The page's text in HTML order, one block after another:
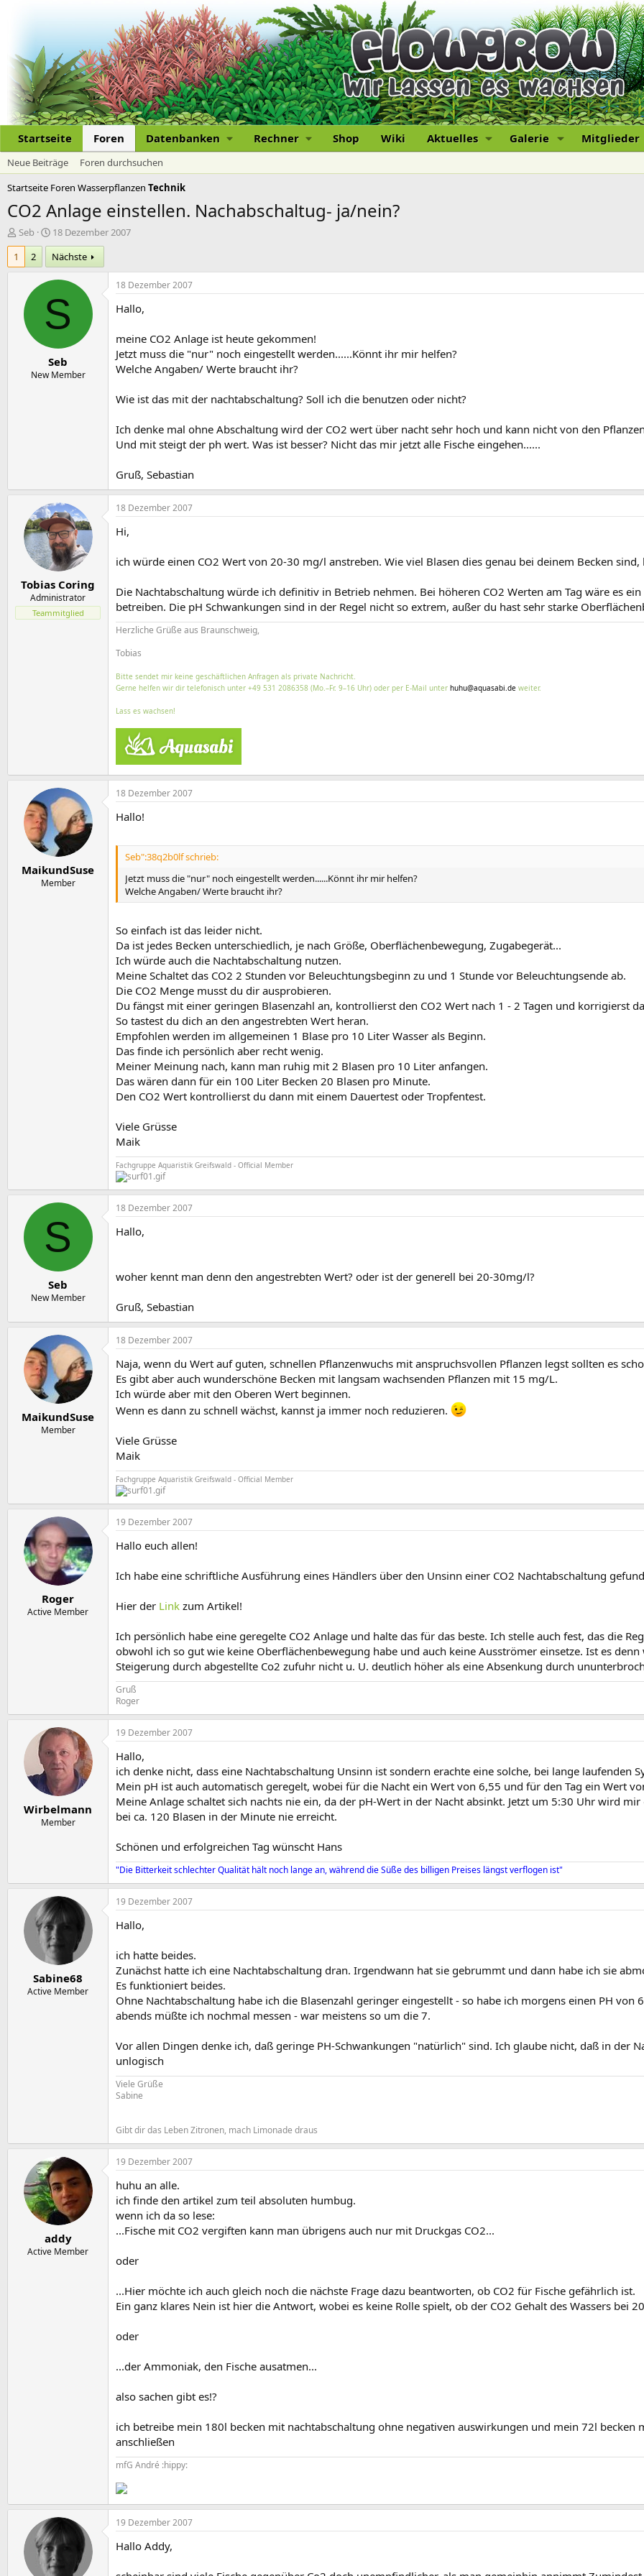
Startseite Foren Datenbanken Rechner Shop Wiki Aktuelles Galerie Mitglieder
Neue Beiträge
Foren durchsuchen
Startseite Foren Wasserpflanzen Technik
CO2 Anlage einstellen. Nachabschaltug- ja/nein?
E
r
t
Seb
E
r
s
t
e
l
l
t
m
18 Dezember 2007
1
2 Nächste
S
Seb
New Member
18 Dezember 2007
Hallo,
meine CO2 Anlage ist heute gekommen!
Jetzt muss die "nur" noch eingestellt werden......Könnt ihr mir helfen?
Welche Angaben/ Werte braucht ihr?
Wie ist das mit der nachtabschaltung? Soll ich die benutzen oder nicht?
Ich denke mal ohne Abschaltung wird der CO2 wert über nacht sehr hoch und kann nicht von den
Und mit steigt der ph wert. Was ist besser? Nicht das mir jetzt alle Fische eingehen......
Gruß, Sebastian
Tobias Coring
Administrator
Teammitglied
18 Dezember 2007
Hi,
ich würde einen CO2 Wert von 20-30 mg/l anstreben. Wie viel Blasen dies genau bei deinem Becken
Die Nachtabschaltung würde ich definitiv in Betrieb nehmen. Bei höheren CO2 Werten am Tag wäre es
betreiben. Die pH Schwankungen sind in der Regel nicht so extrem, außer du hast sehr starke
Herzliche Grüße aus Braunschweig,
Tobias
Bitte sendet mir keine geschäftlichen Anfragen als private Nachricht.
Gerne helfen wir dir telefonisch unter +49 531 2086358 (Mo.–Fr. 9–16 Uhr) oder per E-Mail unter huhu@aquasabi.de weiter.
Lass es wachsen!
MaikundSuse
Member
18 Dezember 2007
Hallo!
Seb":38q2b0lf schrieb:
Jetzt muss die "nur" noch eingestellt werden......Könnt ihr mir helfen?
Welche Angaben/ Werte braucht ihr?
So einfach ist das leider nicht.
Da ist jedes Becken unterschiedlich, je nach Größe, Oberflächenbewegung, Zugabegerät...
Ich würde auch die Nachtabschaltung nutzen.
Meine Schaltet das CO2 2 Stunden vor Beleuchtungsbeginn zu und 1 Stunde vor Beleuchtungsende ab.
Die CO2 Menge musst du dir ausprobieren.
Du fängst mit einer geringen Blasenzahl an, kontrollierst den CO2 Wert nach 1 - 2 Tagen und korrigierst
So tastest du dich an den angestrebten Wert heran.
Empfohlen werden im allgemeinen 1 Blase pro 10 Liter Wasser als Beginn.
Das finde ich persönlich aber recht wenig.
Meiner Meinung nach, kann man ruhig mit 2 Blasen pro 10 Liter anfangen.
Das wären dann für ein 100 Liter Becken 20 Blasen pro Minute.
Den CO2 Wert kontrollierst du dann mit einem Dauertest oder Tropfentest.
Viele Grüsse
Maik
Fachgruppe Aquaristik Greifswald - Official Member
S
Seb
New Member
18 Dezember 2007
Hallo,
woher kennt man denn den angestrebten Wert? oder ist der generell bei 20-30mg/l?
Gruß, Sebastian
MaikundSuse
Member
18 Dezember 2007
Naja, wenn du Wert auf guten, schnellen Pflanzenwuchs mit anspruchsvollen Pflanzen legst sollten es
Es gibt aber auch wunderschöne Becken mit langsam wachsenden Pflanzen mit 15 mg/L.
Ich würde aber mit den Oberen Wert beginnen.
Wenn es dann zu schnell wächst, kannst ja immer noch reduzieren.
Viele Grüsse
Maik
Fachgruppe Aquaristik Greifswald - Official Member
Roger
Active Member
19 Dezember 2007
Hallo euch allen!
Ich habe eine schriftliche Ausführung eines Händlers über den Unsinn einer CO2 Nachtabschaltung
Hier der Link zum Artikel!
Ich persönlich habe eine geregelte CO2 Anlage und halte das für das beste. Ich stelle auch fest, das die
obwohl ich so gut wie keine Oberflächenbewegung habe und auch keine Ausströmer einsetze. Ist es
Steigerung durch abgestellte Co2 zufuhr nicht u. U. deutlich höher als eine Absenkung durch
Gruß
Roger
Wirbelmann
Member
19 Dezember 2007
Hallo,
ich denke nicht, dass eine Nachtabschaltung Unsinn ist sondern erachte eine solche, bei lange laufenden
Mein pH ist auch automatisch geregelt, wobei für die Nacht ein Wert von 6,55 und für den Tag ein Wert
Meine Anlage schaltet sich nachts nie ein, da der pH-Wert in der Nacht absinkt. Jetzt um 5:30 Uhr wird
bei ca. 120 Blasen in der Minute nie erreicht.
Schönen und erfolgreichen Tag wünscht Hans
"Die Bitterkeit schlechter Qualität hält noch lange an, während die Süße des billigen Preises längst verflogen ist"
Sabine68
Active Member
19 Dezember 2007
Hallo,
ich hatte beides.
Zunächst hatte ich eine Nachtabschaltung dran. Irgendwann hat sie gebrummt und dann habe ich sie
Es funktioniert beides.
Ohne Nachtabschaltung habe ich die Blasenzahl geringer eingestellt - so habe ich morgens einen PH von
abends müßte ich nochmal messen - war meistens so um die 7.
Vor allen Dingen denke ich, daß geringe PH-Schwankungen "natürlich" sind. Ich glaube nicht, daß in der
unlogisch
Viele Grüße
Sabine
Gibt dir das Leben Zitronen, mach Limonade draus
addy
Active Member
19 Dezember 2007
huhu an alle.
ich finde den artikel zum teil absoluten humbug.
wenn ich da so lese:
...Fische mit CO2 vergiften kann man übrigens auch nur mit Druckgas CO2...
oder
...Hier möchte ich auch gleich noch die nächste Frage dazu beantworten, ob CO2 für Fische gefährlich ist.
Ein ganz klares Nein ist hier die Antwort, wobei es keine Rolle spielt, ob der CO2 Gehalt des Wassers bei
oder
...der Ammoniak, den Fische ausatmen...
also sachen gibt es!?
ich betreibe mein 180l becken mit nachtabschaltung ohne negativen auswirkungen und mein 72l
anschließen
mfG André :hippy:
19 Dezember 2007
Hallo Addy,